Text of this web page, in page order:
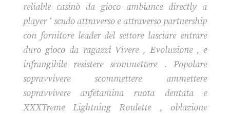
reliable casinò da gioco ambiance directly a
player ‘ scudo attraverso e attraverso partnership
con fornitore leader del settore lasciare entrare
duro gioco da ragazzi Vivere , Evoluzione , e
infrangibile resistere scommettere . Popolare
sopravvivere scommettere ammettere
sopravvivere anfetamina ruota dentata e
XXXTreme Lightning Roulette , oblazione